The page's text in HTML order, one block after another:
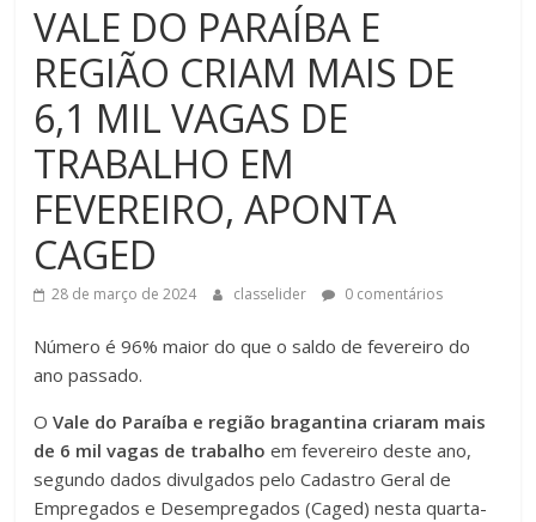
VALE DO PARAÍBA E
REGIÃO CRIAM MAIS DE
6,1 MIL VAGAS DE
TRABALHO EM
FEVEREIRO, APONTA
CAGED
28 de março de 2024 classelider 0 comentários
Número é 96% maior do que o saldo de fevereiro do
ano passado.
OVale do Paraíba e região bragantina criaram mais
de 6 mil vagas de trabalho em fevereiro deste ano,
segundo dados divulgados pelo Cadastro Geral de
Empregados e Desempregados (Caged) nesta quarta-